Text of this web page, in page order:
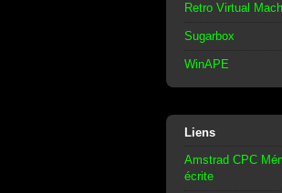
Retro Virtual
Sugarbox
WinAPE
Liens
Amstrad CPC
écrite